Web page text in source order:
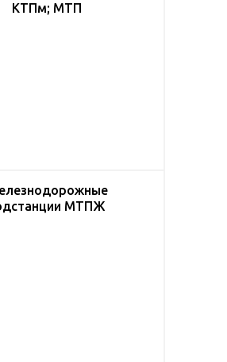
КТПм; МТП
МТПЖ